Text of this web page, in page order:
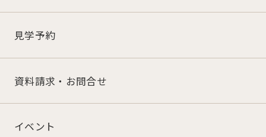
見学予約
資料請求・お問合せ
イベント